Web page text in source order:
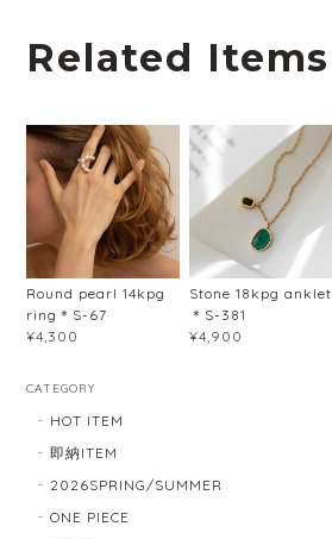
Related Items
Round pearl 14kpg
ring＊S-67
¥4,300
Stone 18kpg anklet
＊S-381
¥4,900
CATEGORY
HOT ITEM
即納ITEM
2026SPRING/SUMMER
ONE PIECE